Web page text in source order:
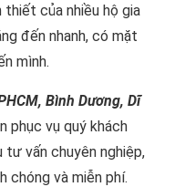
thiết của nhiều hộ gia
đến nhanh, có mặt
mình.
Bình Dương, Dĩ
phục vụ quý khách
tư vấn chuyên nghiệp,
chóng và miễn phí.